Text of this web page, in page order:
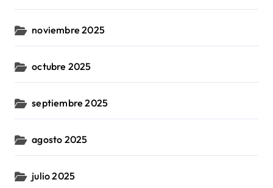
noviembre 2025
octubre 2025
septiembre 2025
agosto 2025
julio 2025